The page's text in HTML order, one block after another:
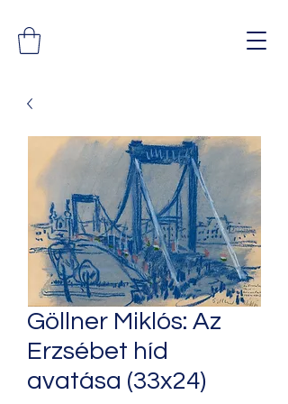
Göllner Miklós: Az
Erzsébet híd
avatása (33x24)